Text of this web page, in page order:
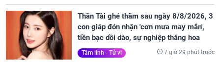
Thần Tài ghé thăm sau ngày 8/8/2026, 3
con giáp đón nhận 'cơn mưa may mắn',
tiền bạc dồi dào, sự nghiệp thăng hoa
Tâm linh - Tử vi 7 giờ 29 phút trước